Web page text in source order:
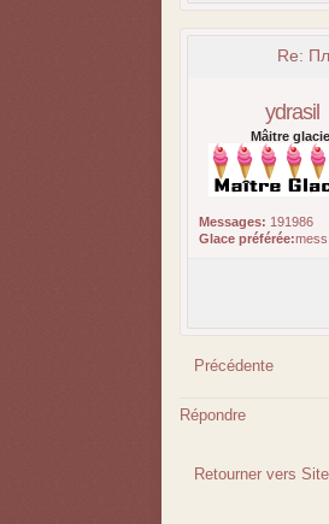
Re:
ydrasil
Mâitre
Messages: 191986
Glace préférée:mess
Précédente
Répondre
Retourner vers